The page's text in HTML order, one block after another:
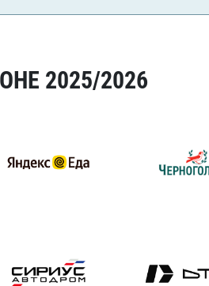
2025/2026